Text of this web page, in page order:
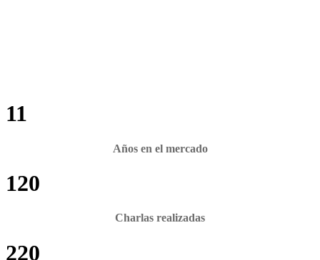
11
Años en el mercado
120
Charlas realizadas
220